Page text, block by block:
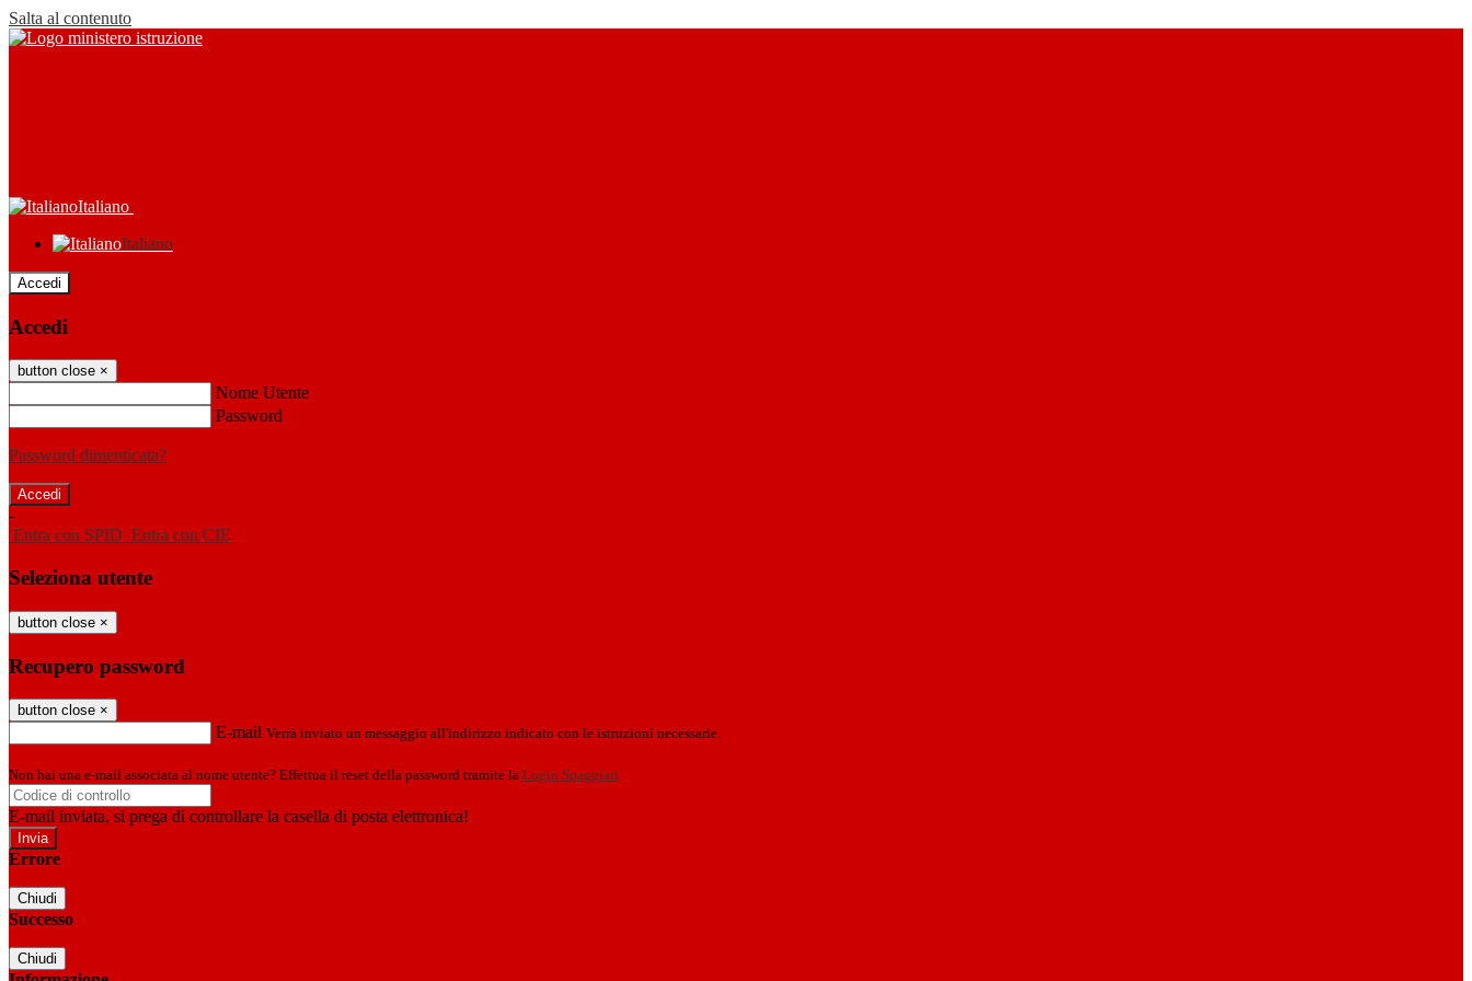
Salta al contenuto
Italiano
Italiano
Accedi
Accedi
button close ×
Nome Utente
Password
Password dimenticata?
-
Entra con SPID Entra con CIE
Seleziona utente
button close ×
Recupero password
button close ×
E-mail Verrà inviato un messaggio all'indirizzo indicato con le istruzioni necessarie.
Non hai una e-mail associata al nome utente? Effettua il reset della password tramite la Login Spaggiari
E-mail inviata, si prega di controllare la casella di posta elettronica!
Errore
Chiudi
Successo
Chiudi